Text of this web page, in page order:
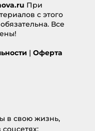
:
При
с этого
Все
| Оферта
в свою жизнь,